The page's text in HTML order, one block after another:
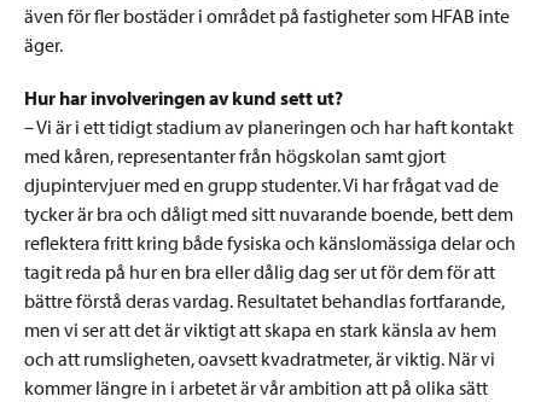
även för fler bostäder i området på fastigheter som HFAB inte
äger.
Hur har involveringen av kund sett ut?
– Vi är i ett tidigt stadium av planeringen och har haft kontakt
med kåren, representanter från högskolan samt gjort
djupintervjuer med en grupp studenter. Vi har frågat vad de
tycker är bra och dåligt med sitt nuvarande boende, bett dem
reflektera fritt kring både fysiska och känslomässiga delar och
tagit reda på hur en bra eller dålig dag ser ut för dem för att
bättre förstå deras vardag. Resultatet behandlas fortfarande,
men vi ser att det är viktigt att skapa en stark känsla av hem
och att rumsligheten, oavsett kvadratmeter, är viktig. När vi
kommer längre in i arbetet är vår ambition att på olika sätt